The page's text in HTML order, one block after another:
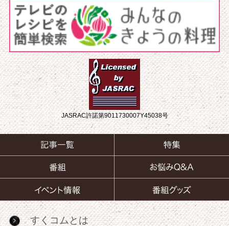
JASRAC許諾第9011730007Y45038号
すくコムとは